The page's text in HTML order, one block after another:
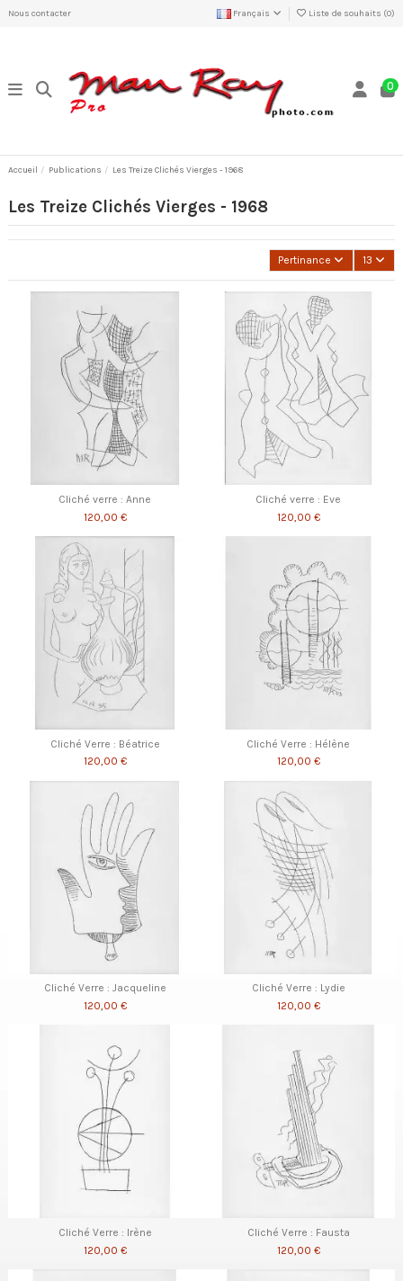
Nous contacter Français Liste de souhaits (0)
0
Accueil Publications Les Treize Clichés Vierges - 1968
Les Treize Clichés Vierges - 1968
Pertinance 13
Cliché verre : Anne
120,00 €
Cliché verre : Eve
120,00 €
Cliché Verre : Béatrice
120,00 €
Cliché Verre : Hélène
120,00 €
Cliché Verre : Jacqueline
120,00 €
Cliché Verre : Lydie
120,00 €
Cliché Verre : Irène
120,00 €
Cliché Verre : Fausta
120,00 €